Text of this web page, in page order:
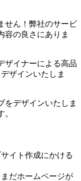
せん！弊社のサービ
容の良さにありま
ザイナーによる高品
ザインいたしま
をデザインいたしま
イト作成にかける
だホームページが